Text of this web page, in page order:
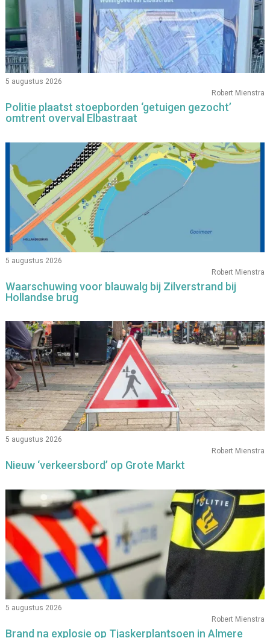
5 augustus 2026
Robert Mienstra
Politie plaatst stoepborden ‘getuigen gezocht’
omtrent overval Elbastraat
5 augustus 2026
Robert Mienstra
Waarschuwing voor blauwalg bij Zilverstrand bij
Hollandse brug
5 augustus 2026
Robert Mienstra
Nieuw ‘verkeersbord’ op Grote Markt
5 augustus 2026
Robert Mienstra
Brand na explosie op Tjaskerplantsoen in Almere